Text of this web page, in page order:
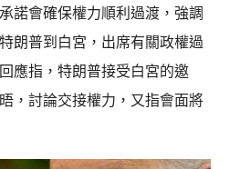
諾會確保權力順利過渡，強調
朗普到白宮，出席有關政權過
應指，特朗普接受白宮的邀
，討論交接權力，又指會面將